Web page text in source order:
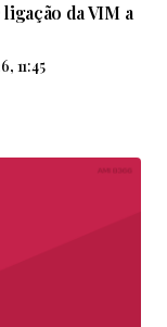
da VIM a
11:45